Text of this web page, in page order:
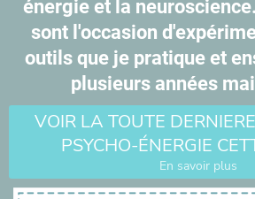
énergie et la
sont l'occasion
outils que je pratique et
plusieurs années
VOIR LA TOUTE
PSYCHO-ÉNERGIE
En savoir plus